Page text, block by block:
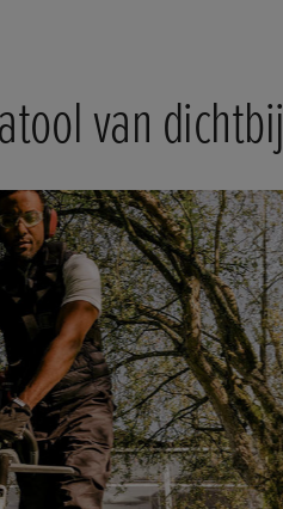
van dichtbij